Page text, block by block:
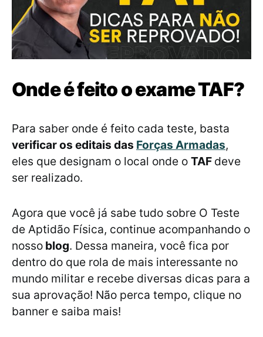
Onde é feito o exame TAF?
Para saber onde é feito cada teste, basta
verificar os editais das Forças Armadas,
eles que designam o local onde o TAF deve
ser realizado.
Agora que você já sabe tudo sobre O Teste
de Aptidão Física, continue acompanhando o
nosso blog. Dessa maneira, você fica por
dentro do que rola de mais interessante no
mundo militar e recebe diversas dicas para a
sua aprovação! Não perca tempo, clique no
banner e saiba mais!